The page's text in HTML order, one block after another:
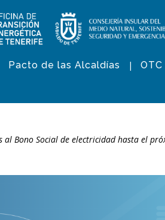
Pacto de las Alcaldías
al Bono Social de electricidad hasta el